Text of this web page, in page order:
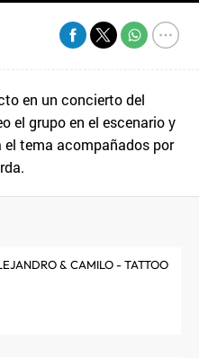
en un concierto del
el grupo en el escenario y
tema acompañados por
& CAMILO - TATTOO